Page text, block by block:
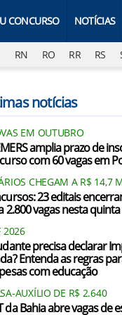
CONCURSO NOTÍCIAS
RN RO RR RS
notícias
EM OUTUBRO
amplia prazo de
com 60 vagas em
CHEGAM A R$ 14,7
23 editais
2.800 vagas nesta
2026
precisa declarar
Entenda as regras
com educação
AUXÍLIO DE R$ 2.640
da Bahia abre vagas de